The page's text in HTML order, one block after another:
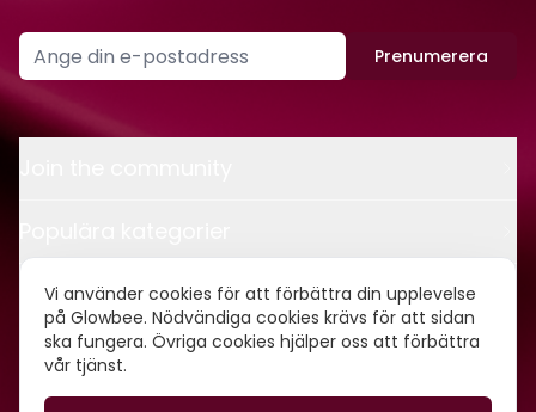
Vi använder cookies för att förbättra din upplevelse
på Glowbee. Nödvändiga cookies krävs för att sidan
ska fungera. Övriga cookies hjälper oss att förbättra
vår tjänst.
Prenumerera
Kontakt
Om oss